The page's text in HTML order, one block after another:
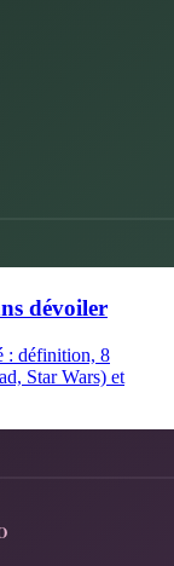
dévoiler
: définition, 8
Star Wars) et